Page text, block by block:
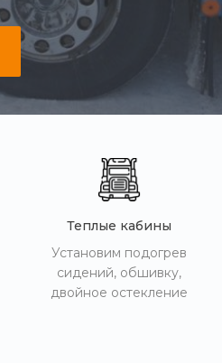
Теплые кабины
Установим подогрев
сидений, обшивку,
двойное остекление